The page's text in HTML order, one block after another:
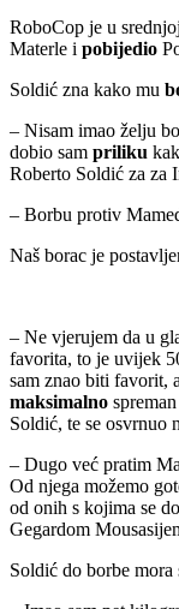
RoboCop je u
Materle i pobijedio
Soldić zna kako mu
– Nisam imao želju
dobio sam priliku
Roberto Soldić za za
– Borbu protiv
Naš borac je
– Ne vjerujem da u
favorita, to je uvijek
sam znao biti favorit,
maksimalno
Soldić, te se osvrnuo
– Dugo već pratim
Od njega možemo
od onih s kojima se
Gegardom
Soldić do borbe